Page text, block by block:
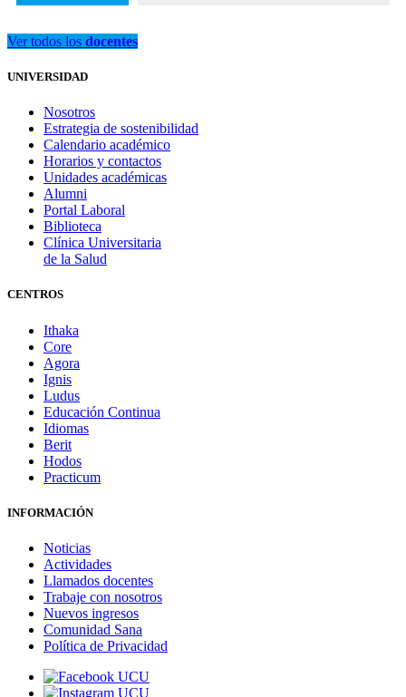
Ver todos los docentes
UNIVERSIDAD
Nosotros
Estrategia de sostenibilidad
Calendario académico
Horarios y contactos
Unidades académicas
Alumni
Portal Laboral
Biblioteca
Clínica Universitaria
de la Salud
CENTROS
Ithaka
Core
Agora
Ignis
Ludus
Educación Continua
Idiomas
Berit
Hodos
Practicum
INFORMACIÓN
Noticias
Actividades
Llamados docentes
Trabaje con nosotros
Nuevos ingresos
Comunidad Sana
Política de Privacidad